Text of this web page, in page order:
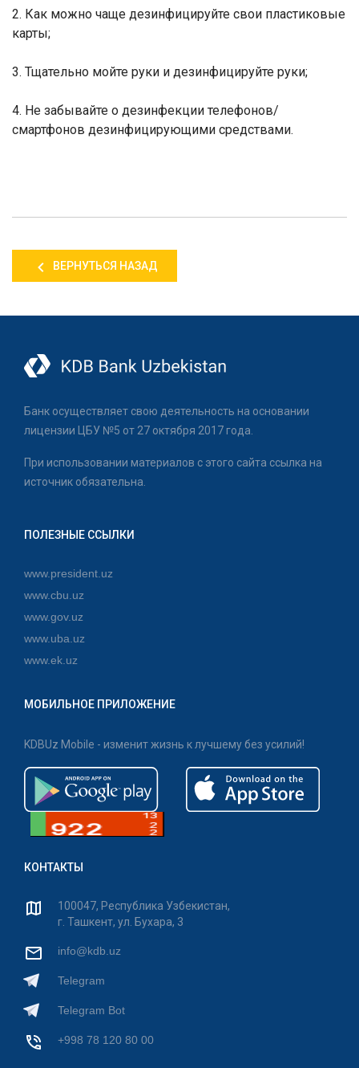
2. Как можно чаще дезинфицируйте свои пластиковые
карты;
3. Тщательно мойте руки и дезинфицируйте руки;
4. Не забывайте о дезинфекции телефонов/
смартфонов дезинфицирующими средствами.
ВЕРНУТЬСЯ НАЗАД
Банк осуществляет свою деятельность на основании
лицензии ЦБУ №5 от 27 октября 2017 года.
При использовании материалов с этого сайта ссылка на
источник обязательна.
ПОЛЕЗНЫЕ ССЫЛКИ
www.president.uz
www.cbu.uz
www.gov.uz
www.uba.uz
www.ek.uz
МОБИЛЬНОЕ ПРИЛОЖЕНИЕ
KDBUz Mobile - изменит жизнь к лучшему без усилий!
КОНТАКТЫ
100047, Республика Узбекистан,
г. Ташкент, ул. Бухара, 3
info@kdb.uz
Telegram
Telegram Bot
+998 78 120 80 00